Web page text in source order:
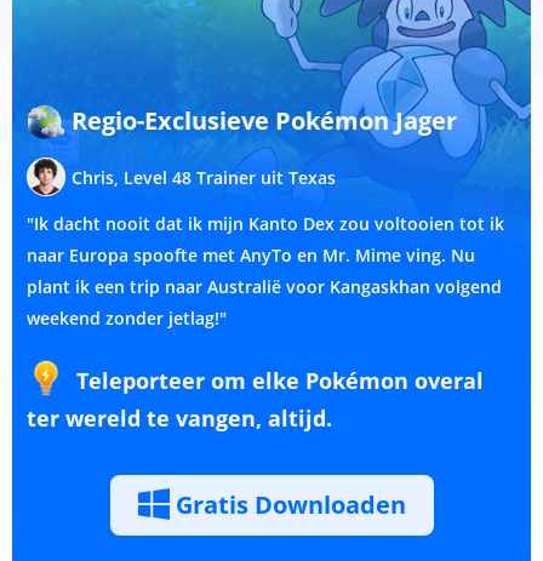
Regio-Exclusieve Pokémon Jager
Chris, Level 48 Trainer uit Texas
"Ik dacht nooit dat ik mijn Kanto Dex zou voltooien tot ik
naar Europa spoofte met AnyTo en Mr. Mime ving. Nu
plant ik een trip naar Australië voor Kangaskhan volgend
weekend zonder jetlag!"
Teleporteer om elke Pokémon overal
ter wereld te vangen, altijd.
Gratis Downloaden